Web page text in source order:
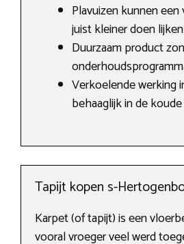
Plavuizen kunnen
juist kleiner doen lijken.
Duurzaam product
Verkoelende werking
behaaglijk in de
Tapijt kopen s-
Karpet (of tapijt) is een
vooral vroeger veel werd